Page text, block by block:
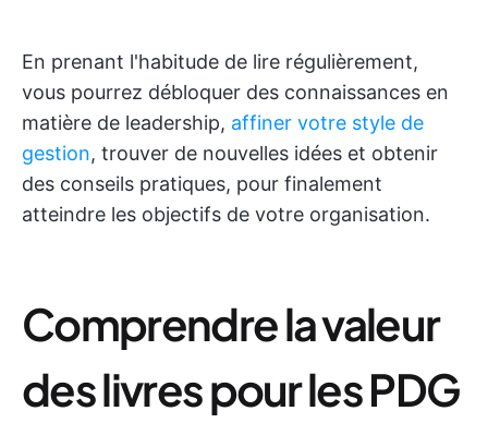
En prenant l'habitude de lire régulièrement,
vous pourrez débloquer des connaissances en
matière de leadership, affiner votre style de
gestion, trouver de nouvelles idées et obtenir
des conseils pratiques, pour finalement
atteindre les objectifs de votre organisation.
Comprendre la valeur
des livres pour les PDG